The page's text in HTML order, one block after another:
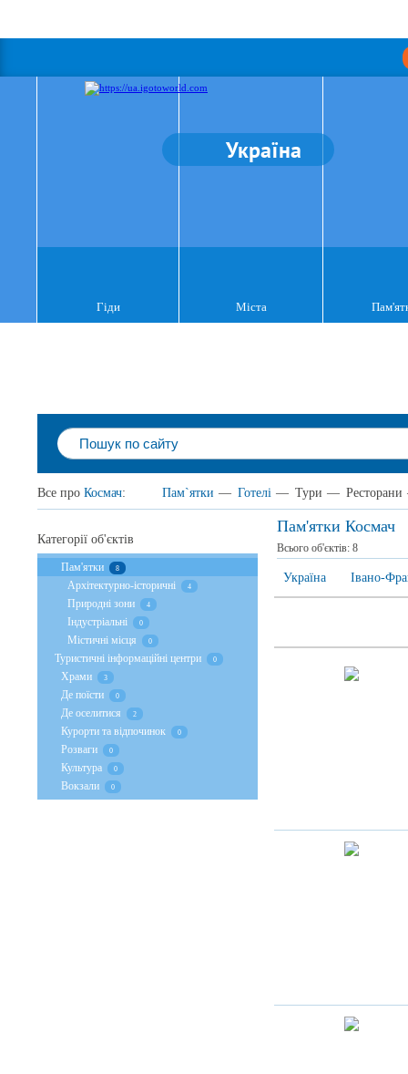
Україна
Гіди Міста
Все про Космач: Пам`ятки — Готелі — Тури — Ресторани
Пам'ятки Космач
Всього об'єктів: 8
Україна Івано-
Категорії об'єктів
Пам'ятки 8
Архітектурно-історичні 4
Природні зони 4
Індустріальні 0
Містичні місця 0
Туристичні інформаційні центри 0
Храми 3
Де поїсти 0
Де оселитися 2
Курорти та відпочинок 0
Розваги 0
Культура 0
Вокзали 0